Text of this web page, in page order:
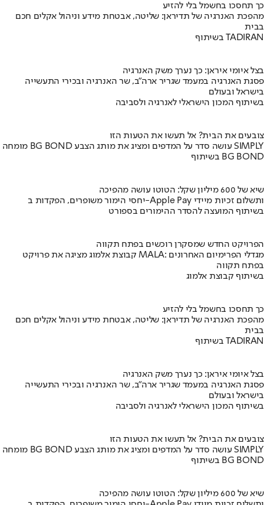
כך תחסכו בחשמל בלי להזיע
מהפכת האנרגיה של תדיראן: שליטה, אבטחת מידע וניהול אקלים חכם
בבית
בשיתוף TADIRAN
בצל איומי איראן: כך נערך משק האנרגיה
פסגת האנרגיה במעמד שגריר ארה"ב, שר האנרגיה ובכירי התעשייה
בישראל ובעולם
בשיתוף המכון הישראלי לאנרגיה ולסביבה
צובעים את הבית? אל תעשו את הטעות הזו
מומחה BG BOND עושה סדר על המדפים ומציג את מותג הצבע SIMPLY
בשיתוף BG BOND
שיא של 600 מיליון שקל: הטוטו עושה מהפיכה
יחסי הימור משופרים, הפקדות ב-Apple Pay ותשלום זכיות מיידי
בשיתוף המועצה להסדר ההימורים בספורט
הפרויקט החדש שמסקרן רוכשים בפתח תקווה
קבוצת אלמוג מציגה את פרויקט MALA: מגדלי הפרימיום האחרונים
בפתח תקווה
בשיתוף קבוצת אלמוג
כך תחסכו בחשמל בלי להזיע
מהפכת האנרגיה של תדיראן: שליטה, אבטחת מידע וניהול אקלים חכם
בבית
בשיתוף TADIRAN
בצל איומי איראן: כך נערך משק האנרגיה
פסגת האנרגיה במעמד שגריר ארה"ב, שר האנרגיה ובכירי התעשייה
בישראל ובעולם
בשיתוף המכון הישראלי לאנרגיה ולסביבה
צובעים את הבית? אל תעשו את הטעות הזו
מומחה BG BOND עושה סדר על המדפים ומציג את מותג הצבע SIMPLY
בשיתוף BG BOND
שיא של 600 מיליון שקל: הטוטו עושה מהפיכה